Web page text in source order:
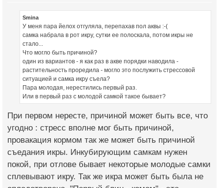
Smina
У меня пара йелох отгуляла, перепахав пол аквы :-(
самка набрала в рот икру, сутки ее полоскала, потом икры не
стало...
Что могло быть причиной?
один из вариантов - я как раз в акве порядки наводила -
растительность проредила - могло это послужить стрессовой
ситуацией и самка икру съела?
Пара молодая, нерестились первый раз.
Или в первый раз с молодой самкой такое бывает?
При первом нересте, причиной может быть все, что
угодно : стресс вполне мог быть причиной,
провакация кормом так же может быть причиной
съедания икры. Инкубирующим самкам нужен
покой, при отлове бывает некоторые молодые самки
сплевывают икру. Так же икра может быть была не